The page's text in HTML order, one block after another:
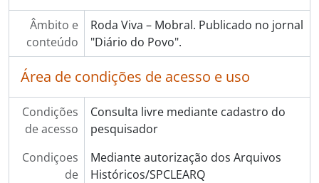
Âmbito e
conteúdo
Roda Viva – Mobral. Publicado no jornal
"Diário do Povo".
Área de condições de acesso e uso
Condições
de acesso
Consulta livre mediante cadastro do
pesquisador
Condiçoes
de
Mediante autorização dos Arquivos
Históricos/SPCLEARQ